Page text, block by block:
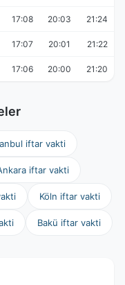
17:08 20:03 21:24
17:07 20:01 21:22
17:06 20:00 21:20
iftar vakti
iftar vakti
Köln iftar vakti
Bakü iftar vakti